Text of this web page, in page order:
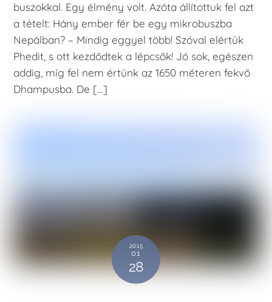
buszokkal. Egy élmény volt. Azóta állítottuk fel azt
a tételt: Hány ember fér be egy mikrobuszba
Nepálban? – Mindig eggyel több! Szóval elértük
Phedit, s ott kezdődtek a lépcsők! Jó sok, egészen
addig, míg fel nem értünk az 1650 méteren fekvő
Dhampusba. De […]
2015
01
28